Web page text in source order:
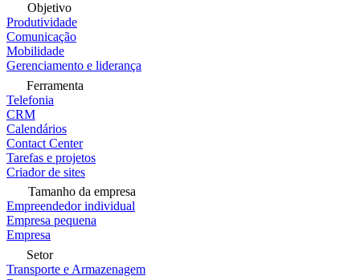
Objetivo
Produtividade
Comunicação
Mobilidade
Gerenciamento e liderança
Ferramenta
Telefonia
CRM
Calendários
Contact Center
Tarefas e projetos
Criador de sites
Tamanho da empresa
Empreendedor individual
Empresa pequena
Empresa
Setor
Transporte e Armazenagem